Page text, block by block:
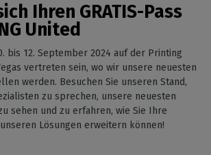
Ihren GRATIS-Pass
United
bis 12. September 2024 auf der Printing
vertreten sein, wo wir unsere neuesten
werden. Besuchen Sie unseren Stand,
zu sprechen, unsere neuesten
sehen und zu erfahren, wie Sie Ihre
Lösungen erweitern können!